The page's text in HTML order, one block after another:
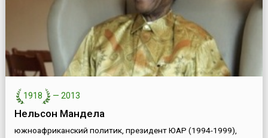
1918 — 2013
Нельсон Мандела
южноафриканский политик, президент ЮАР (1994-1999),